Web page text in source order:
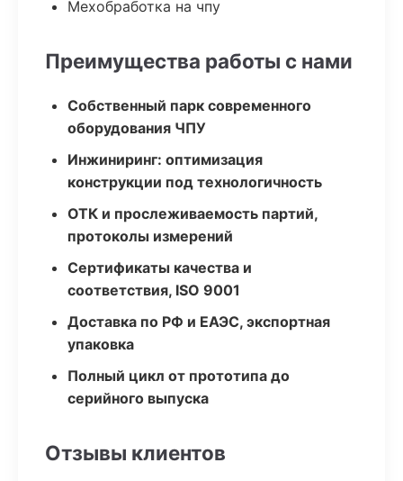
Мехобработка на чпу
Преимущества работы с нами
Собственный парк современного
оборудования ЧПУ
Инжиниринг: оптимизация
конструкции под технологичность
ОТК и прослеживаемость партий,
протоколы измерений
Сертификаты качества и
соответствия, ISO 9001
Доставка по РФ и ЕАЭС, экспортная
упаковка
Полный цикл от прототипа до
серийного выпуска
Отзывы клиентов